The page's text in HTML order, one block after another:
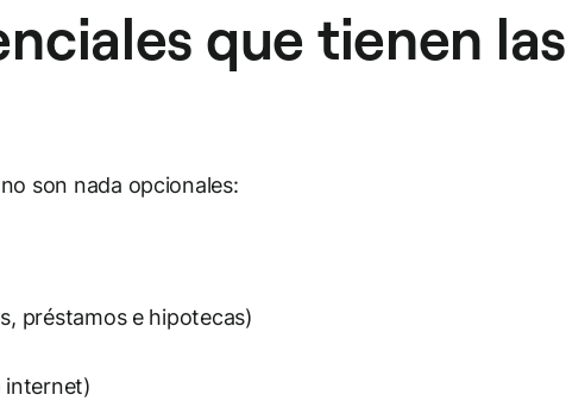
que tienen las
son nada opcionales:
préstamos e hipotecas)
internet)